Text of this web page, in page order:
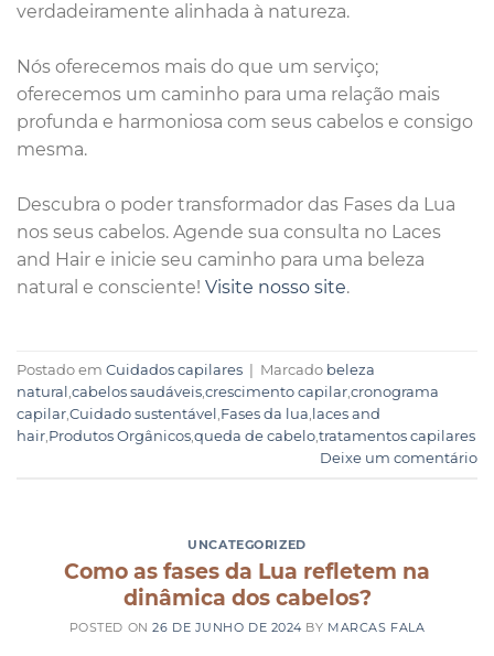
verdadeiramente alinhada à natureza.
Nós oferecemos mais do que um serviço;
oferecemos um caminho para uma relação mais
profunda e harmoniosa com seus cabelos e consigo
mesma.
Descubra o poder transformador das Fases da Lua
nos seus cabelos. Agende sua consulta no Laces
and Hair e inicie seu caminho para uma beleza
natural e consciente! Visite nosso site.
Postado em Cuidados capilares | Marcado beleza
natural cabelos saudáveis crescimento capilar cronograma
capilar Cuidado sustentável Fases da lua laces and
hair Produtos Orgânicos queda de cabelo tratamentos capilares
Deixe um comentário
UNCATEGORIZED
Como as fases da Lua refletem na
dinâmica dos cabelos?
POSTED ON26 DE JUNHO DE 2024 BY MARCAS FALA